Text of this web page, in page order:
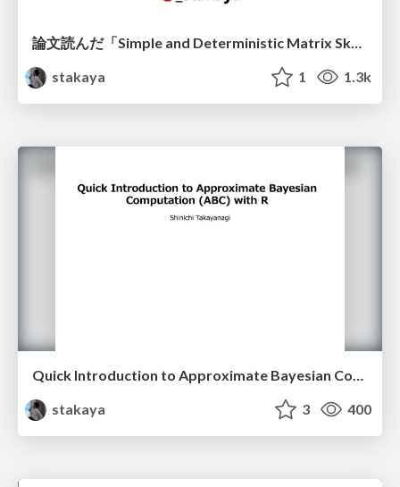
stakaya
1 1.3k
Quick Introduction to Approximate Bayesian Computation (ABC) with R"
stakaya
3 400